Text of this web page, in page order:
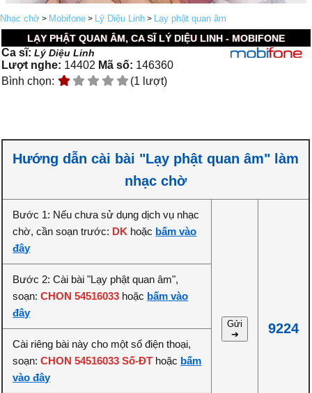
Nhạc chờ > Mobifone > Lý Diệu Linh > Lạy phật quan âm
LẠY PHẬT QUAN ÂM, CA SĨ LÝ DIỆU LINH - MOBIFONE
Ca sĩ:Lý Diệu Linh
Lượt nghe: 14402 Mã số: 146360
Bình chọn:
(1 lượt)
Hướng dẫn cài bài "Lạy phật quan âm" làm
nhạc chờ
Bước 1: Nếu chưa sử dụng dịch vụ nhạc
chờ, cần soạn trước: DK hoặc bấm vào
đây
Gửi
➔
9224
Bước 2: Cài bài "Lạy phật quan âm",
soạn:CHON 54516033 hoặc bấm vào
đây
Cài riêng bài này cho một số điện thoại,
soạn:CHON 54516033 Số-ĐT hoặc bấm
vào đây